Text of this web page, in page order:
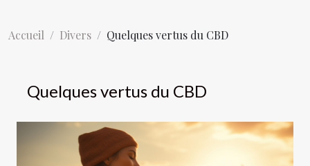
Accueil Divers Quelques vertus du CBD
Quelques vertus du CBD